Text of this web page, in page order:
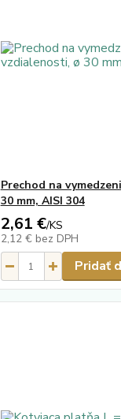
Prechod na
30 mm, AISI 304
2,61 €/KS
2,12 € bez DPH
Pridať